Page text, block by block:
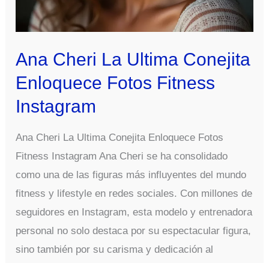
Ana Cheri La Ultima Conejita
Enloquece Fotos Fitness
Instagram
Ana Cheri La Ultima Conejita Enloquece Fotos
Fitness Instagram Ana Cheri se ha consolidado
como una de las figuras más influyentes del mundo
fitness y lifestyle en redes sociales. Con millones de
seguidores en Instagram, esta modelo y entrenadora
personal no solo destaca por su espectacular figura,
sino también por su carisma y dedicación al